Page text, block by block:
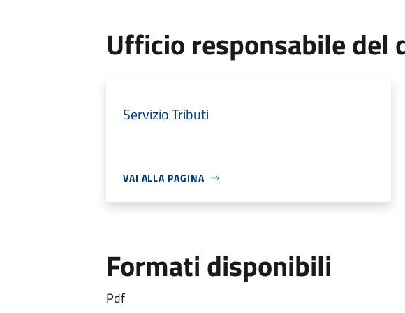
Ufficio responsabile del
Servizio Tributi
VAI ALLA PAGINA
Formati disponibili
Pdf